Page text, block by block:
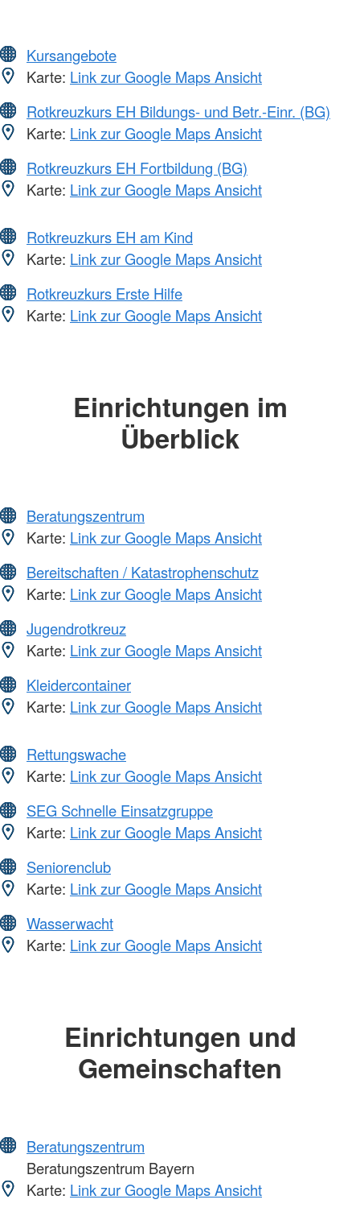
Kursangebote
Karte: Link zur Google Maps Ansicht
Rotkreuzkurs EH Bildungs- und Betr.-Einr. (BG)
Karte: Link zur Google Maps Ansicht
Rotkreuzkurs EH Fortbildung (BG)
Karte: Link zur Google Maps Ansicht
Rotkreuzkurs EH am Kind
Karte: Link zur Google Maps Ansicht
Rotkreuzkurs Erste Hilfe
Karte: Link zur Google Maps Ansicht
Einrichtungen im
Überblick
Beratungszentrum
Karte: Link zur Google Maps Ansicht
Bereitschaften / Katastrophenschutz
Karte: Link zur Google Maps Ansicht
Jugendrotkreuz
Karte: Link zur Google Maps Ansicht
Kleidercontainer
Karte: Link zur Google Maps Ansicht
Rettungswache
Karte: Link zur Google Maps Ansicht
SEG Schnelle Einsatzgruppe
Karte: Link zur Google Maps Ansicht
Seniorenclub
Karte: Link zur Google Maps Ansicht
Wasserwacht
Karte: Link zur Google Maps Ansicht
Einrichtungen und
Gemeinschaften
Beratungszentrum
Beratungszentrum Bayern
Karte: Link zur Google Maps Ansicht